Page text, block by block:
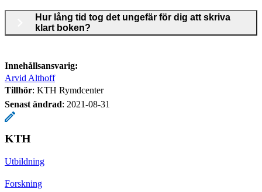
Hur lång tid tog det ungefär för dig att skriva
klart boken?
Innehållsansvarig:
Arvid Althoff
Tillhör: KTH Rymdcenter
Senast ändrad: 2021-08-31
KTH
Utbildning
Forskning